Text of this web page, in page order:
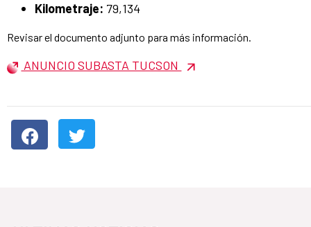
Kilometraje: 79,134
Revisar el documento adjunto para más información.
ANUNCIO SUBASTA TUCSON